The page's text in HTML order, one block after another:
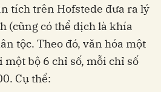
tích trên Hofstede đưa ra lý
(cũng có thể dịch là khía
tộc. Theo đó, văn hóa một
một bộ 6 chỉ số, mỗi chỉ số
Cụ thể: